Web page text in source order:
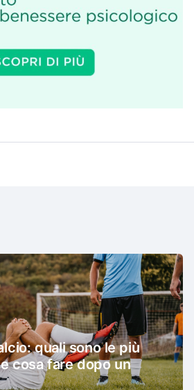
quali sono le più
cosa fare dopo un